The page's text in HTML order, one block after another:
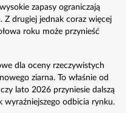
zapasy ograniczają
Z drugiej jednak coraz więcej
roku może przynieść
dla oceny rzeczywistych
ziarna. To właśnie od
lato 2026 przyniesie dalszą
wyraźniejszego odbicia rynku.